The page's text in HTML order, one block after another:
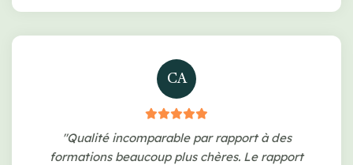
CA
"Qualité incomparable par rapport à des
formations beaucoup plus chères. Le rapport